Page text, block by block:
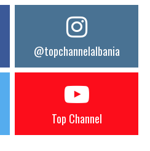
@topchannelalbania
Top Channel